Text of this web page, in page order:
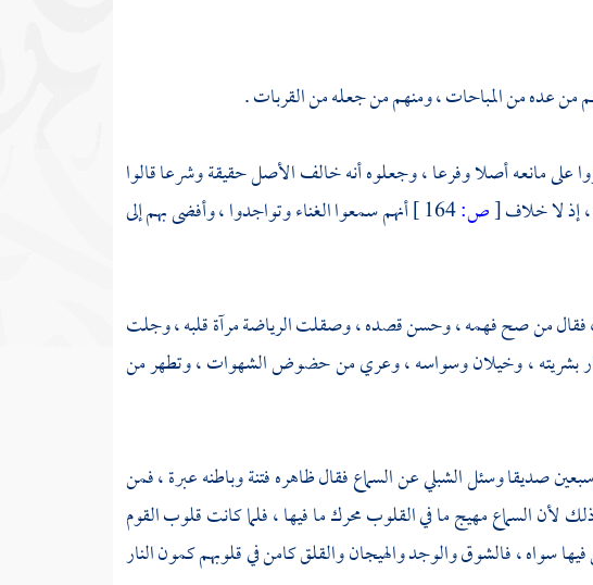
من عده من المباحات ، ومنهم من جعله من القربات .
على مانعه أصلا وفرعا ، وجعلوه أنه خالف الأصل حقيقة وشرعا قالوا
، إذ لا خلاف[ص:
أنهم سمعوا الغناء وتواجدوا ، وأفضى بهم إلى
من صح فهمه ، وحسن قصده ، وصقلت الرياضة مرآة قلبه ، وجلت
بشريته ، وخيلان وسواسه ، وعري من حضوض الشهوات ، وتطهر من
صديقا وسئلالشبليعن السماع فقال ظاهره فتنة وباطنه عبرة ، فمن
لأن السماع مهيج ما في القلوب محرك ما فيها ، فلما كانت قلوب القوم
سواه ، فالشوق والوجد والهيجان والقلق كامن في قلوبهم كمون النار